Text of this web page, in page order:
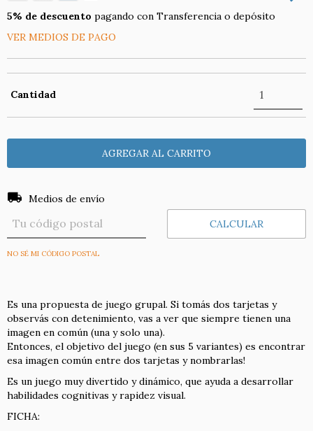
5% de descuento pagando con Transferencia o depósito
VER MEDIOS DE PAGO
Cantidad
Entregas para el CP:
Medios de envío
CALCULAR
NO SÉ MI CÓDIGO POSTAL
Es una propuesta de juego grupal. Si tomás dos tarjetas y
observás con detenimiento, vas a ver que siempre tienen una
imagen en común (una y solo una).
Entonces, el objetivo del juego (en sus 5 variantes) es encontrar
esa imagen común entre dos tarjetas y nombrarlas!
Es un juego muy divertido y dinámico, que ayuda a desarrollar
habilidades cognitivas y rapidez visual.
FICHA: